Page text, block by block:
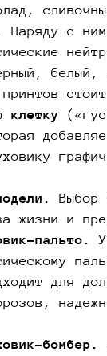
Наряду с
белый,
клетку
Выбор
жизни и
пальто.
для
бомбер.